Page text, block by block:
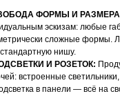
ФОРМЫ И
эскизам: любые
сложные формы.
нишу.
И РОЗЕТОК:
встроенные светильники,
в панели — всё на